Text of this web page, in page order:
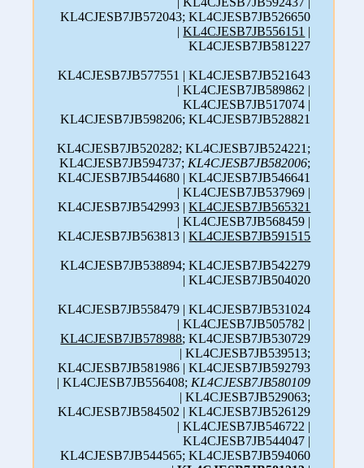
KL4CJESB7JB572043; KL4CJESB7JB526650
|KL4CJESB7JB556151 |
KL4CJESB7JB581227
KL4CJESB7JB577551 | KL4CJESB7JB521643
| KL4CJESB7JB589862 |
KL4CJESB7JB517074 |
KL4CJESB7JB598206; KL4CJESB7JB528821
KL4CJESB7JB520282; KL4CJESB7JB524221;
KL4CJESB7JB594737;KL4CJESB7JB582006;
KL4CJESB7JB544680 | KL4CJESB7JB546641
| KL4CJESB7JB537969 |
KL4CJESB7JB542993 |KL4CJESB7JB565321
| KL4CJESB7JB568459 |
KL4CJESB7JB563813 |KL4CJESB7JB591515
KL4CJESB7JB538894; KL4CJESB7JB542279
| KL4CJESB7JB504020
KL4CJESB7JB558479 | KL4CJESB7JB531024
| KL4CJESB7JB505782 |
KL4CJESB7JB578988; KL4CJESB7JB530729
| KL4CJESB7JB539513;
KL4CJESB7JB581986 | KL4CJESB7JB592793
| KL4CJESB7JB556408;KL4CJESB7JB580109
| KL4CJESB7JB529063;
KL4CJESB7JB584502 | KL4CJESB7JB526129
| KL4CJESB7JB546722 |
KL4CJESB7JB544047 |
KL4CJESB7JB544565; KL4CJESB7JB594060